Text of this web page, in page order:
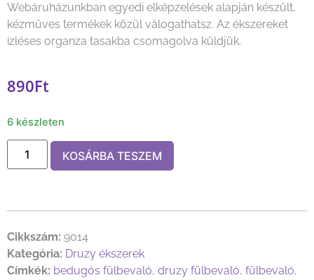
Webáruházunkban egyedi elképzelések alapján készült,
kézműves termékek közül válogathatsz. Az ékszereket
ízléses organza tasakba csomagolva küldjük.
890Ft
6 készleten
KOSÁRBA TESZEM
Cikkszám: 9014
Kategória: Druzy ékszerek
Címkék: bedugós fülbevaló, druzy fülbevaló, fülbevaló,